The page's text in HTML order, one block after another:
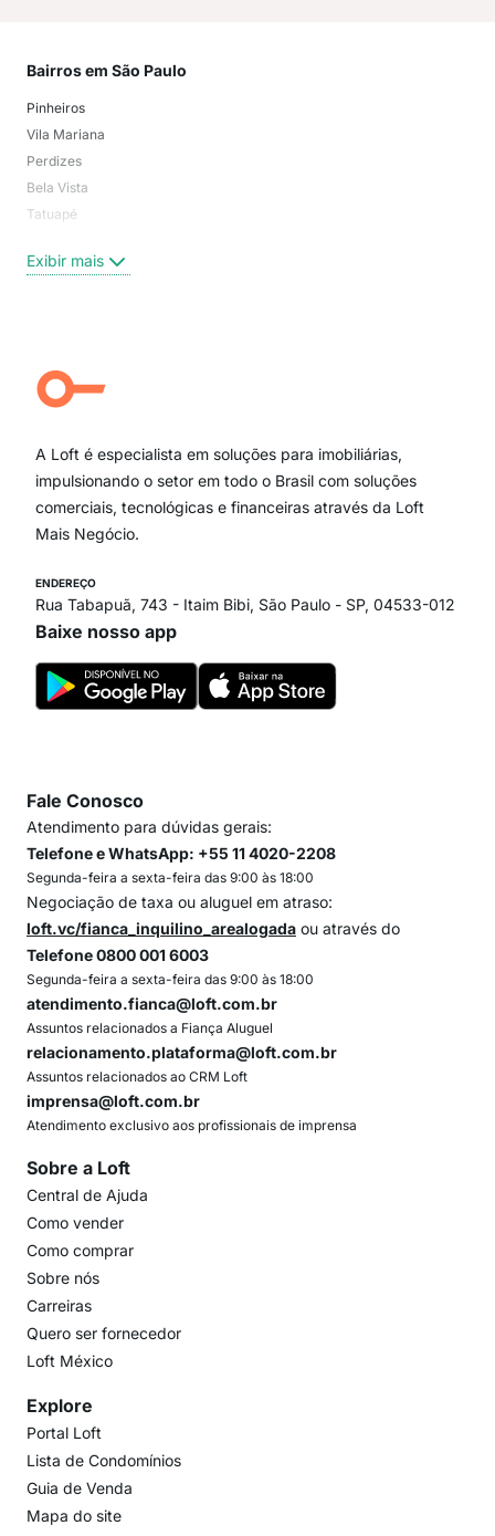
Bairros em São Paulo
Pinheiros
Vila Mariana
Perdizes
Bela Vista
Tatuapé
Centro
Campo Belo
Ipiranga
Paraíso
Itaim Bibi
Exibir mais
A Loft é especialista em soluções para imobiliárias,
impulsionando o setor em todo o Brasil com soluções
comerciais, tecnológicas e financeiras através da Loft
Mais Negócio.
ENDEREÇO
Rua Tabapuã, 743 - Itaim Bibi, São Paulo - SP, 04533-012
Baixe nosso app
Fale Conosco
Atendimento para dúvidas gerais:
Telefone e WhatsApp: +55 11 4020-2208
Segunda-feira a sexta-feira das 9:00 às 18:00
Negociação de taxa ou aluguel em atraso:
loft.vc/fianca_inquilino_arealogada ou através do
Telefone 0800 001 6003
Segunda-feira a sexta-feira das 9:00 às 18:00
atendimento.fianca@loft.com.br
Assuntos relacionados a Fiança Aluguel
relacionamento.plataforma@loft.com.br
Assuntos relacionados ao CRM Loft
imprensa@loft.com.br
Atendimento exclusivo aos profissionais de imprensa
Sobre a Loft
Central de Ajuda
Como vender
Como comprar
Sobre nós
Carreiras
Quero ser fornecedor
Loft México
Explore
Portal Loft
Lista de Condomínios
Guia de Venda
Mapa do site